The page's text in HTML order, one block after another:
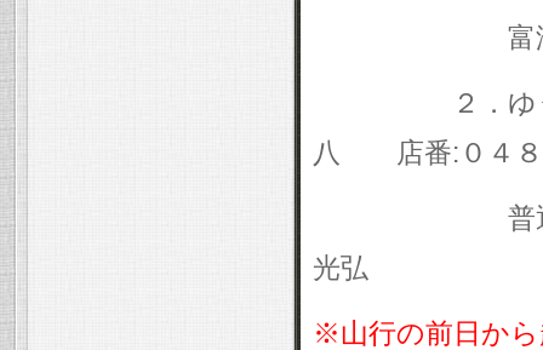
富澤
２．ゆうち
八 店番: ０４８
普通預
光弘
※山行の前日か